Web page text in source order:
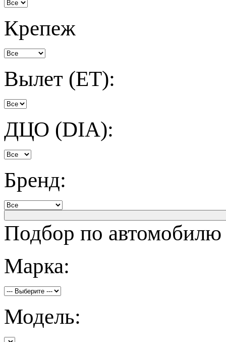
Крепеж
Вылет (ET):
ДЦО (DIA):
Бренд:
Подбор по автомобилю
Марка:
Модель: